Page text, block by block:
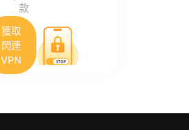
款
獲取
閃連
VPN